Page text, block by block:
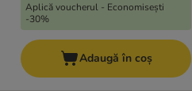
Aplică voucherul - Economisești
-30%
Adaugă în coș